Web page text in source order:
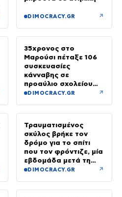
DIMOCRACY.GR ↗
35χρονος στο
Μαρούσι πέταξε 106
συσκευασίες
κάνναβης σε
προαύλιο σχολείου
και έφυγε μόλις είδε
DIMOCRACY.GR ↗
Τραυματισμένος
σκύλος βρήκε τον
δρόμο για το σπίτι
που τον φρόντιζε, μία
εβδομάδα μετά τη
φωτιά στο Πόρτο
DIMOCRACY.GR ↗